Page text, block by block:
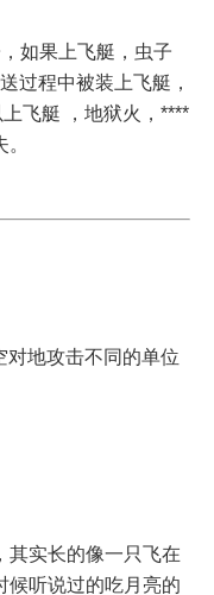
如果上飞艇，虫子
过程中被装上飞艇，
飞艇 ，地狱火，****
对地攻击不同的单位
其实长的像一只飞在
候听说过的吃月亮的